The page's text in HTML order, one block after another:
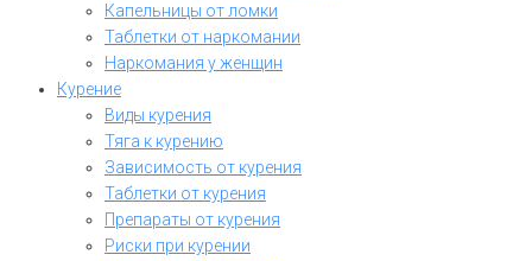
Капельницы от ломки
Таблетки от наркомании
Наркомания у женщин
Курение
Виды курения
Тяга к курению
Зависимость от курения
Таблетки от курения
Препараты от курения
Риски при курении